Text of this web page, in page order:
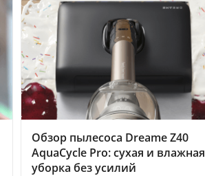
Обзор пылесоса Dreame Z40
AquaCycle Pro: сухая и влажная
уборка без усилий